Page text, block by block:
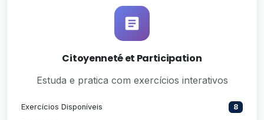
Citoyenneté et Participation
Estuda e pratica com exercícios interativos
Exercícios Disponíveis
8